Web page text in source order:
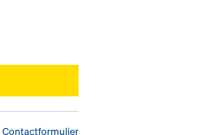
Contactformulier